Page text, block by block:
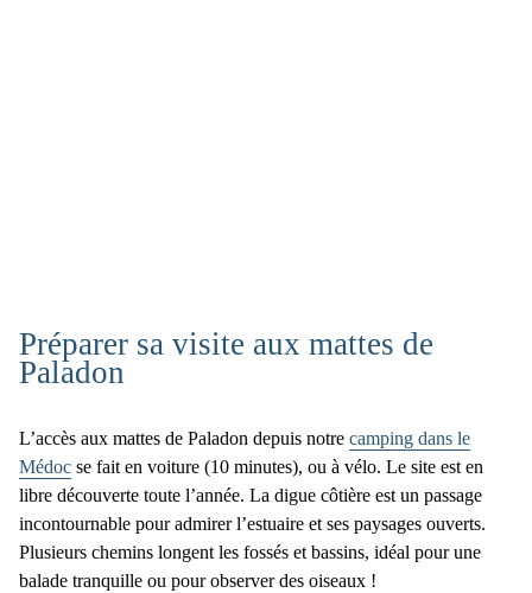
Préparer sa visite aux mattes de
Paladon
L’accès aux mattes de Paladon depuis notre camping dans le
Médoc se fait en voiture (10 minutes), ou à vélo. Le site est en
libre découverte toute l’année. La digue côtière est un passage
incontournable pour admirer l’estuaire et ses paysages ouverts.
Plusieurs chemins longent les fossés et bassins, idéal pour une
balade tranquille ou pour observer des oiseaux !